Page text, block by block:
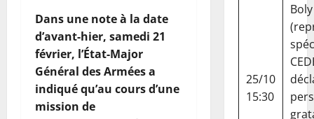
Dans une note à la date
d’avant-hier, samedi 21
février, l’État-Major
Général des Armées a
indiqué qu’au cours d’une
mission de
25/10
15:30
Boly